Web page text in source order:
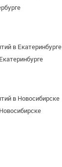
в Екатеринбурге
в Новосибирске